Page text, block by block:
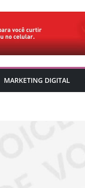
MARKETING DIGITAL